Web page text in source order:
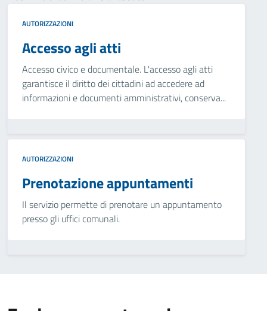
AUTORIZZAZIONI
Accesso agli atti
Accesso civico e documentale. L'accesso agli atti
garantisce il diritto dei cittadini ad accedere ad
informazioni e documenti amministrativi, conserva...
AUTORIZZAZIONI
Prenotazione appuntamenti
Il servizio permette di prenotare un appuntamento
presso gli uffici comunali.